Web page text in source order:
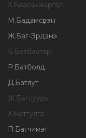
Х. Баасанжаргал
М . Бадамсүрэн
Ж. Бат-Эрдэнэ
Б. Батбаатар
Р. Батболд
Д. Батлут
Ж. Батсуурь
Х. Баттулга
П . Батчимэг